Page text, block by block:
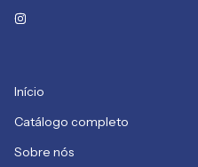
Início
Catálogo completo
Sobre nós